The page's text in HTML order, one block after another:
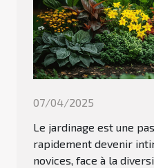
07/04/2025
Le jardinage est une
rapidement devenir
novices, face à la